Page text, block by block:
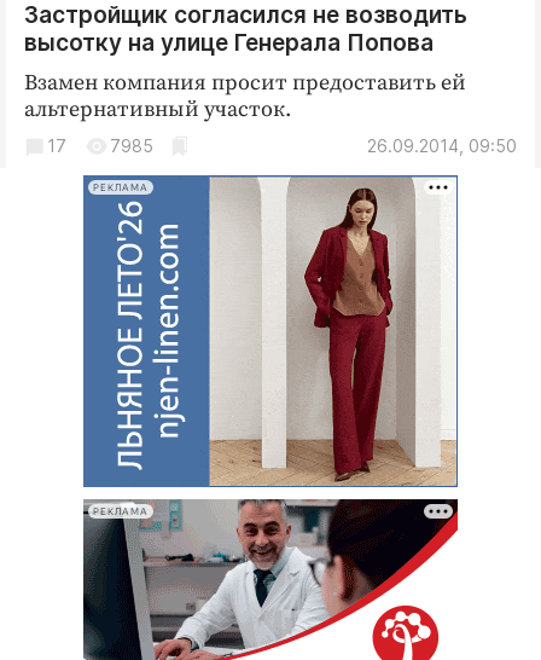
Застройщик согласился не возводить
высотку на улице Генерала Попова
Взамен компания просит предоставить ей
альтернативный участок.
26.09.2014, 09:50
17 7985
РЕКЛАМА
РЕКЛАМА